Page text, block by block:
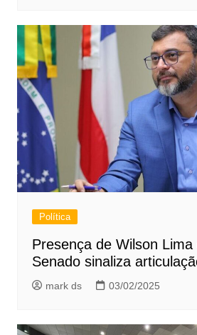
Política
Presença de Wilson
Senado sinaliza
mark ds 03/02/2025